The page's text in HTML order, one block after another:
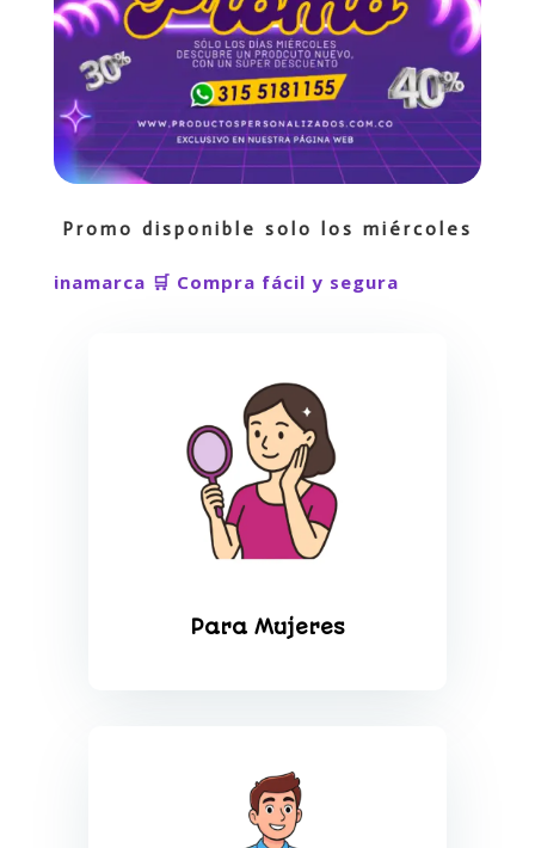
Promo disponible solo los miércoles
Cundinamarca 🛒 Compra fácil y segura
Para Mujeres